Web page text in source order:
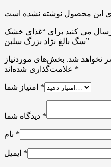
ارسال می کنید برای “غذای خشک
سگ بالغ نژاد بزرگ سلبن”
نخواهد شد. بخش‌های موردنیاز
*
*
*
*
*